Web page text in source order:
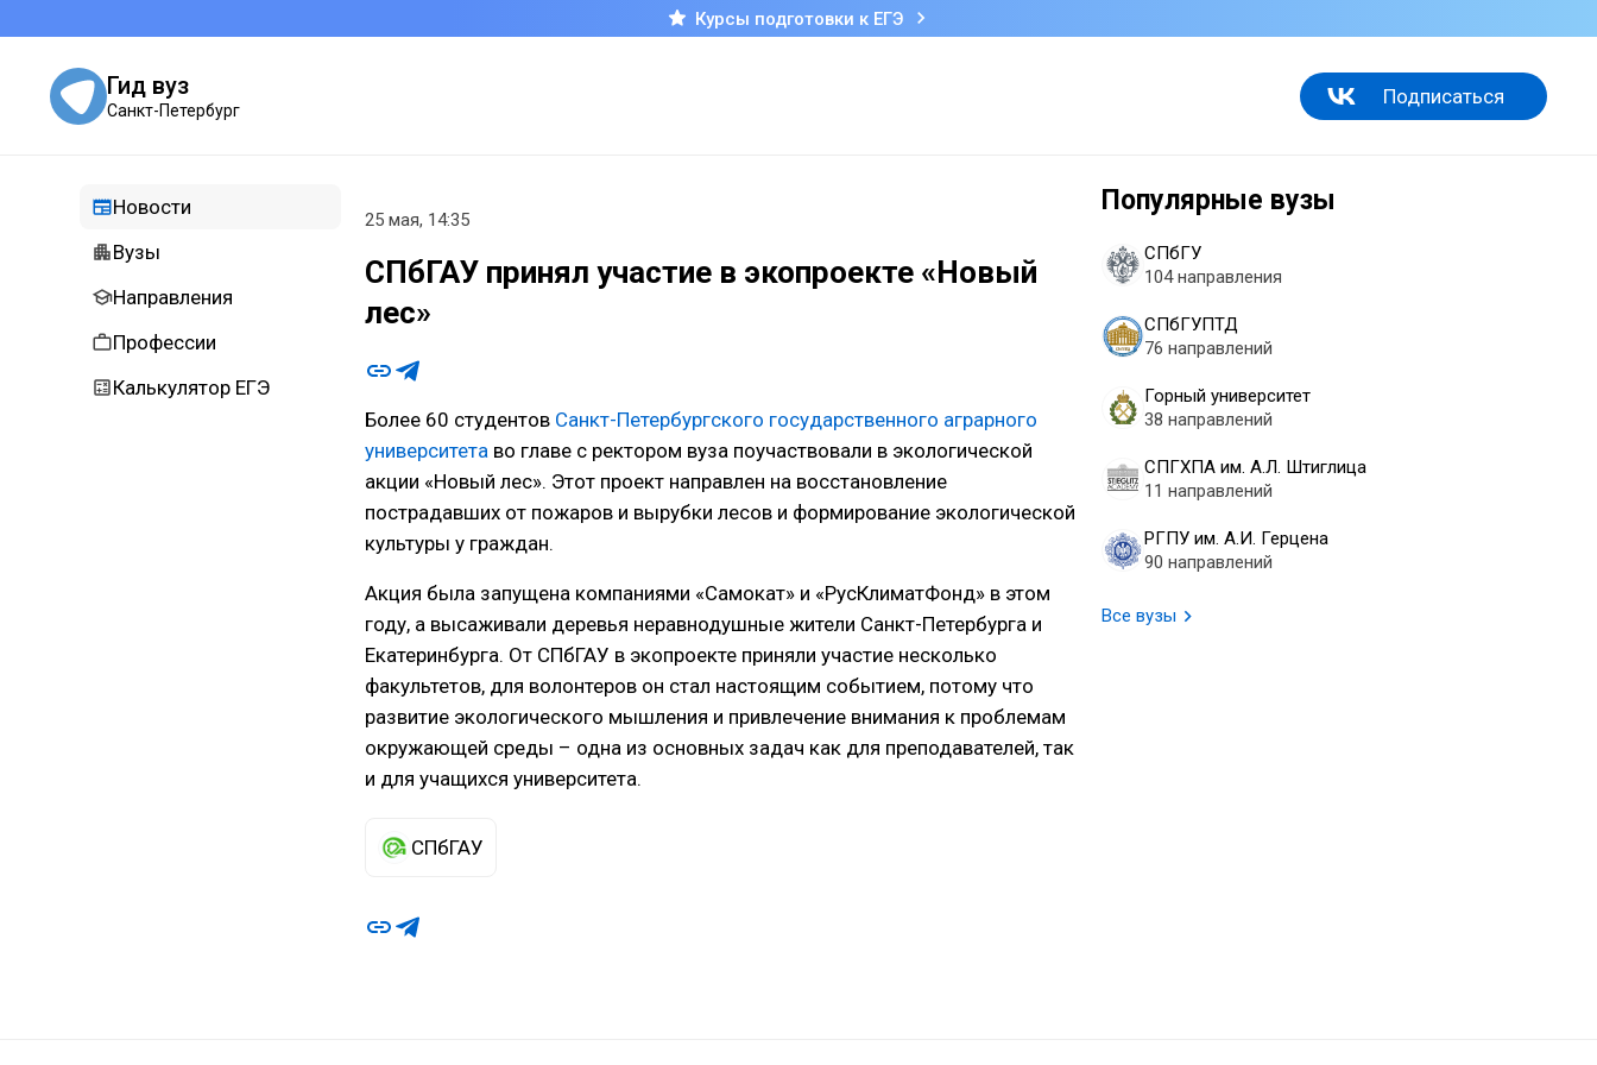
Курсы подготовки к ЕГЭ
Гид вуз
Санкт-Петербург
Подписаться
Новости
Вузы
Направления
Профессии
Калькулятор ЕГЭ
Популярные вузы
СПбГУ
104 направления
СПбГУПТД
76 направлений
Горный университет
38 направлений
СПГХПА им. А.Л. Штиглица
11 направлений
РГПУ им. А.И. Герцена
90 направлений
Все вузы
25 мая, 14:35
СПбГАУ принял участие в экопроекте «Новый
лес»
Более 60 студентов Санкт-Петербургского государственного аграрного
университета во главе с ректором вуза поучаствовали в экологической
акции «Новый лес». Этот проект направлен на восстановление
пострадавших от пожаров и вырубки лесов и формирование экологической
культуры у граждан.
Акция была запущена компаниями «Самокат» и «РусКлиматФонд» в этом
году, а высаживали деревья неравнодушные жители Санкт-Петербурга и
Екатеринбурга. От СПбГАУ в экопроекте приняли участие несколько
факультетов, для волонтеров он стал настоящим событием, потому что
развитие экологического мышления и привлечение внимания к проблемам
окружающей среды – одна из основных задач как для преподавателей, так
и для учащихся университета.
СПбГАУ